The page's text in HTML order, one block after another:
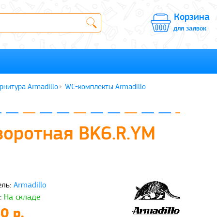
Корзина
для заявок
Armadillo WC-комплекты Armadillo
BK6.R.YM
Armadillo
На складе
р.